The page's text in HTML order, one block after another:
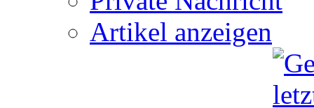
Artikel anzeigen